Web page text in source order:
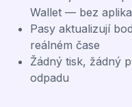
Wallet — bez
Pasy aktualizují
reálném čase
Žádný tisk, žádný
odpadu